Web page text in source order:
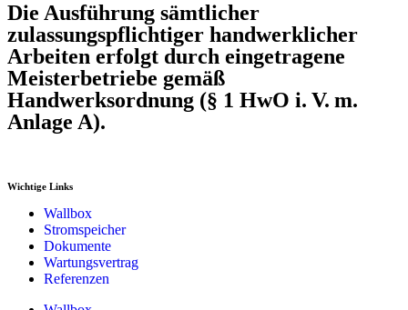
Die Ausführung sämtlicher
zulassungspflichtiger handwerklicher
Arbeiten erfolgt durch eingetragene
Meisterbetriebe gemäß
Handwerksordnung (§ 1 HwO i. V. m.
Anlage A).
Wichtige Links
Wallbox
Stromspeicher
Dokumente
Wartungsvertrag
Referenzen